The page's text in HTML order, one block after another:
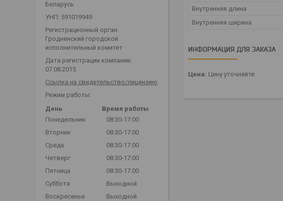
Внутренняя длина
Внутренняя ширина
ИНФОРМАЦИЯ ДЛЯ ЗАКАЗА
Цена: Цену уточняйте
Беларусь
УНП: 591019949
Регистрационный орган:
Гродненский городской
исполнительный комитет
Дата регистрации компании:
07.08.2015
Ссылка на свидетельство/лицензию
Режим работы:
День
Время работы
Понедельник
08:30-17:00
Вторник
08:30-17:00
Среда
08:30-17:00
Четверг
08:30-17:00
Пятница
08:30-17:00
Суббота
Выходной
Воскресенье
Выходной